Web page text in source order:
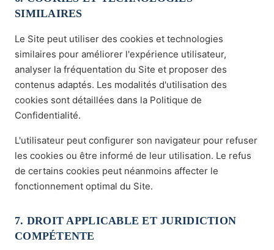
SIMILAIRES
Le Site peut utiliser des cookies et technologies
similaires pour améliorer l'expérience utilisateur,
analyser la fréquentation du Site et proposer des
contenus adaptés. Les modalités d'utilisation des
cookies sont détaillées dans la Politique de
Confidentialité.
L'utilisateur peut configurer son navigateur pour refuser
les cookies ou être informé de leur utilisation. Le refus
de certains cookies peut néanmoins affecter le
fonctionnement optimal du Site.
7. DROIT APPLICABLE ET JURIDICTION
COMPÉTENTE